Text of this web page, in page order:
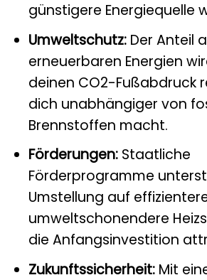
günstigere Energiequelle
Umweltschutz:Der Anteil
erneuerbaren Energien
deinen CO2-Fußabdruck
dich unabhängiger von
Brennstoffen macht.
Förderungen:Staatliche
Förderprogramme
Umstellung auf
umweltschonendere
die Anfangsinvestition
Zukunftssicherheit:Mit